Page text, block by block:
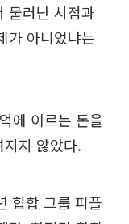
물러난 시점과
가 아니었냐는
에 이르는 돈을
지 않았다.
힙합 그룹 피플